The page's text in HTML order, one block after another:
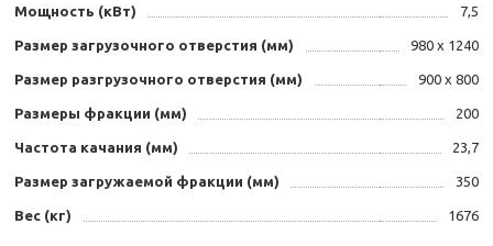
Мощность (кВт) 7,5
Размер загрузочного отверстия (мм) 980 x 1240
Размер разгрузочного отверстия (мм) 900 x 800
Размеры фракции (мм) 200
Частота качания (мм) 23,7
Размер загружаемой фракции (мм) 350
Вес (кг) 1676